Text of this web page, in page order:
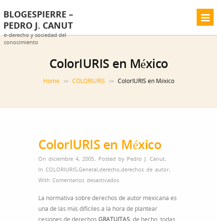
BLOGESPIERRE –
PEDRO J. CANUT
e-derecho y sociedad del
conocimiento
ColorIURIS en México
Home >> COLORIURIS >> ColorIURIS en México
ColorIURIS en México
On diciembre 4, 2005, Posted by Pedro J. Canut,
In COLORIURIS,General,derecho,derechos de autor,
With Comentarios desactivadosen
en
México
La normativa sobre derechos de autor mexicana es
una de las más difíciles a la hora de plantear
cesiones de derechos GRATUITAS; de hecho, todas